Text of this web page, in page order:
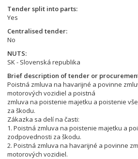
Tender split into parts
Yes
Centralised tender
No
NUTS
SK - Slovenská republika
Brief description of tender or
Poistná zmluva na havarijné a povinne
motorových vozidiel a poistná
zmluva na poistenie majetku a poistenie
za škodu.
Zákazka sa delí na časti:
1. Poistná zmluva na poistenie majetku a
zodpovednosti za škodu.
2. Poistná zmluva na havarijné a povinne
motorových vozidiel.